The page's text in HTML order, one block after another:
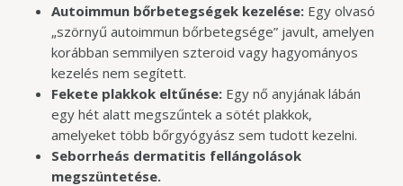
Autoimmun bőrbetegségek kezelése:Egy olvasó
„szörnyű autoimmun bőrbetegsége” javult, amelyen
korábban semmilyen szteroid vagy hagyományos
kezelés nem segített.
Fekete plakkok eltűnése:Egy nő anyjának lábán
egy hét alatt megszűntek a sötét plakkok,
amelyeket több bőrgyógyász sem tudott kezelni.
Seborrheás dermatitis fellángolások
megszüntetése.